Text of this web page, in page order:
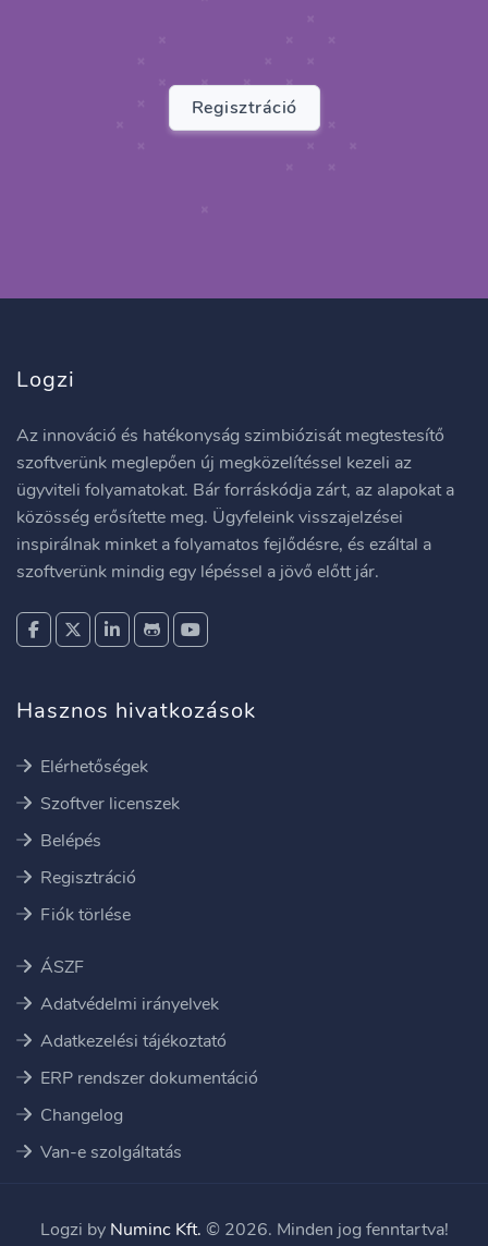
Regisztráció
Logzi
Az innováció és hatékonyság szimbiózisát megtestesítő
szoftverünk meglepően új megközelítéssel kezeli az
ügyviteli folyamatokat. Bár forráskódja zárt, az alapokat a
közösség erősítette meg. Ügyfeleink visszajelzései
inspirálnak minket a folyamatos fejlődésre, és ezáltal a
szoftverünk mindig egy lépéssel a jövő előtt jár.
Hasznos hivatkozások
Elérhetőségek
Szoftver licenszek
Belépés
Regisztráció
Fiók törlése
ÁSZF
Adatvédelmi irányelvek
Adatkezelési tájékoztató
ERP rendszer dokumentáció
Changelog
Van-e szolgáltatás
Logzi by Numinc Kft. © 2026. Minden jog fenntartva!